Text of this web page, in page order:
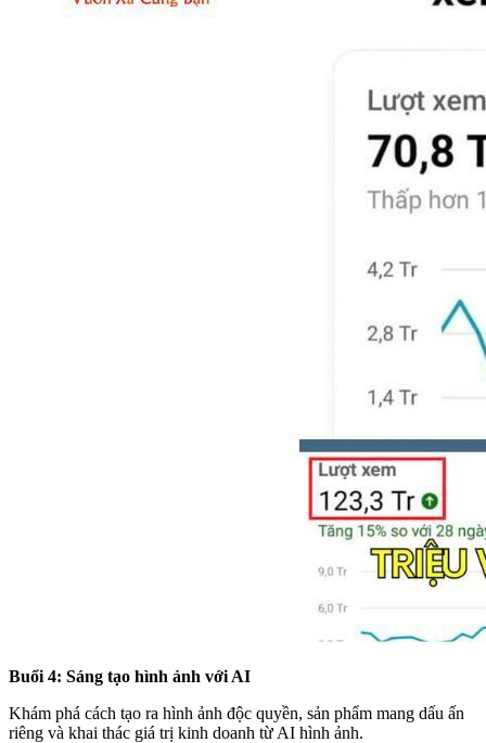
Buổi 4: Sáng tạo hình ảnh với AI
Khám phá cách tạo ra hình ảnh độc quyền, sản phẩm mang dấu ấn
riêng và khai thác giá trị kinh doanh từ AI hình ảnh.